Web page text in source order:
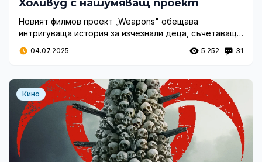
Холивуд с нашумяващ проект
Новият филмов проект „Weapons" обещава
интригуваща история за изчезнали деца, съчетаваща
психологически хорър с епично разследване,
режисирано от Zach Cregger с участието на
04.07.2025 5 252 31
Кино